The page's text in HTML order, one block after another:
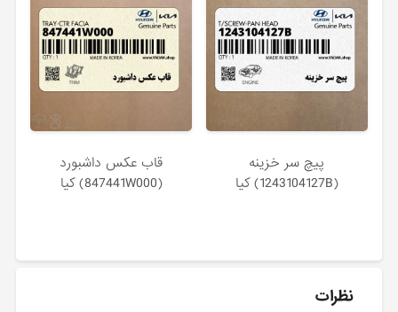
پيچ سر خزينه
(1243104127B) کیا
قاب عكس داشبورد
(847441W000) کیا
نظرات